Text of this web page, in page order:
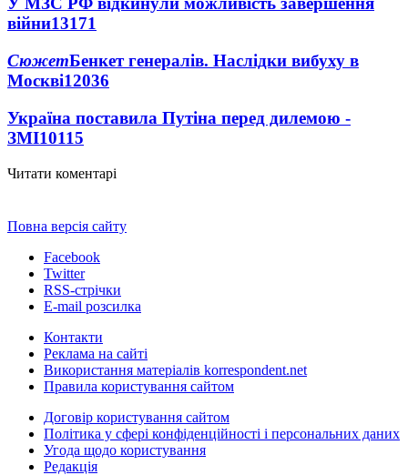
війни13171
СюжетБенкет генералів. Наслідки вибуху в
Москві12036
Україна поставила Путіна перед дилемою -
ЗМІ10115
Читати коментарі
Повна версія сайту
Facebook
Twitter
RSS-стрічки
E-mail розсилка
Контакти
Реклама на сайті
Використання матеріалів korrespondent.net
Правила користування сайтом
Договір користування сайтом
Політика у сфері конфіденційності і персональних даних
Угода щодо користування
Редакція